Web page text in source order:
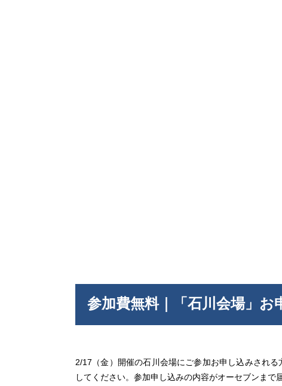
参加費無料｜ 「石川会場」
2/17（金）開催の石川会場にご参加お申し込みされ
してください。参加申し込みの内容がオーセブンまで